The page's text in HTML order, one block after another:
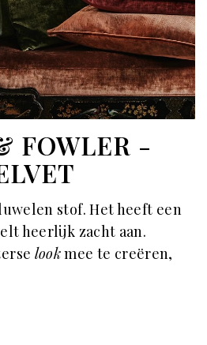
FOWLER -
stof. Het heeft een
heerlijk zacht aan.
lookmee te creëren,